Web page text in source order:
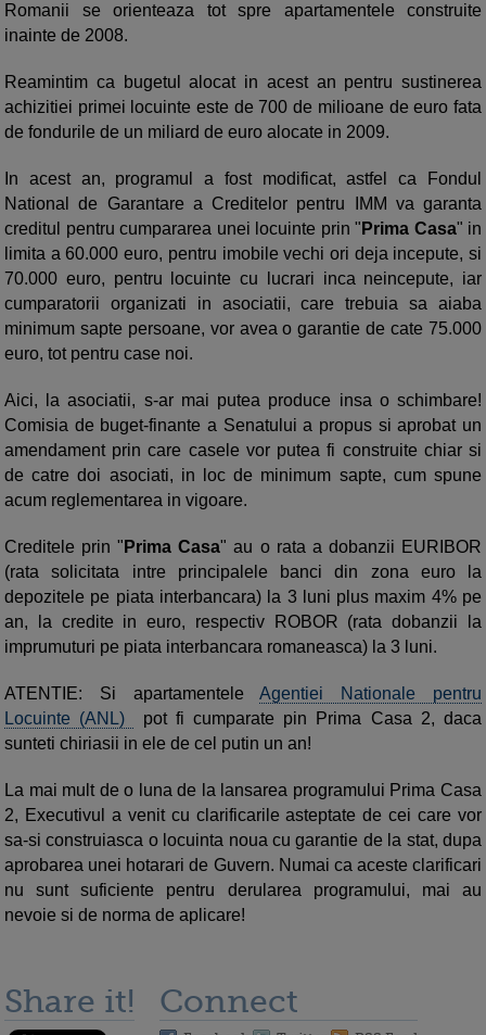
Romanii se orienteaza tot spre apartamentele construite
inainte de 2008.
Reamintim ca bugetul alocat in acest an pentru sustinerea
achizitiei primei locuinte este de 700 de milioane de euro fata
de fondurile de un miliard de euro alocate in 2009.
In acest an, programul a fost modificat, astfel ca Fondul
National de Garantare a Creditelor pentru IMM va garanta
creditul pentru cumpararea unei locuinte prin " Prima Casa" in
limita a 60.000 euro, pentru imobile vechi ori deja incepute, si
70.000 euro, pentru locuinte cu lucrari inca neincepute, iar
cumparatorii organizati in asociatii, care trebuia sa aiaba
minimum sapte persoane, vor avea o garantie de cate 75.000
euro, tot pentru case noi.
Aici, la asociatii, s-ar mai putea produce insa o schimbare!
Comisia de buget-finante a Senatului a propus si aprobat un
amendament prin care casele vor putea fi construite chiar si
de catre doi asociati, in loc de minimum sapte, cum spune
acum reglementarea in vigoare.
Creditele prin " Prima Casa" au o rata a dobanzii EURIBOR
(rata solicitata intre principalele banci din zona euro la
depozitele pe piata interbancara) la 3 luni plus maxim 4% pe
an, la credite in euro, respectiv ROBOR (rata dobanzii la
imprumuturi pe piata interbancara romaneasca) la 3 luni.
ATENTIE: Si apartamenteleAgentiei Nationale pentru
Locuinte (ANL)
pot fi cumparate pin Prima Casa 2, daca
sunteti chiriasii in ele de cel putin un an!
La mai mult de o luna de la lansarea programului Prima Casa
2, Executivul a venit cu clarificarile asteptate de cei care vor
sa-si construiasca o locuinta noua cu garantie de la stat, dupa
aprobarea unei hotarari de Guvern. Numai ca aceste clarificari
nu sunt suficiente pentru derularea programului, mai au
nevoie si de norma de aplicare!
Share it! Connect